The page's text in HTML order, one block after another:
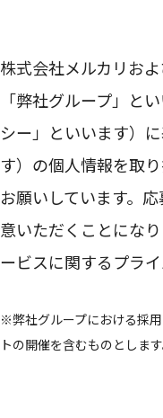
株式会社メルカリお
「弊社グループ」と
シー」といいます）
す）の個人情報を取
お願いしています。
意いただくことにな
ービスに関するプラ
※弊社グループにおける採
トの開催を含むものとします